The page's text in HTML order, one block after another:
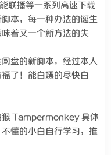
联播等一系列高速下载
本，每一种办法的诞生
着又一个新方法的失
盘的新脚本，经过本人
了！能白嫖的尽快白
猴 Tampermonkey 具体
懂的小白自行学习，推